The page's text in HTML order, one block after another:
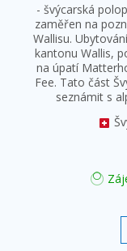
- švýcarská
zaměřen na
Wallisu.
kantonu Wallis,
na úpatí
Fee. Tato část
seznámit s